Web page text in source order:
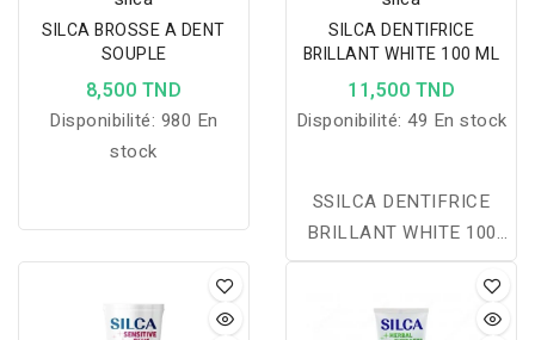
SILCA BROSSE A DENT
SOUPLE
8,500 TND
Disponibilité: 980 En
stock
SILCA DENTIFRICE
BRILLANT WHITE 100 ML
11,500 TND
Disponibilité: 49 En stock
SSILCA DENTIFRICE
BRILLANT WHITE 100
ML